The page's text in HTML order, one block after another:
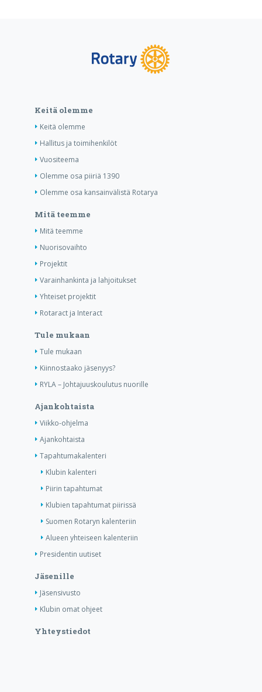
Keitä olemme
Keitä olemme
Hallitus ja toimihenkilöt
Vuositeema
Olemme osa piiriä 1390
Olemme osa kansainvälistä Rotarya
Mitä teemme
Mitä teemme
Nuorisovaihto
Projektit
Varainhankinta ja lahjoitukset
Yhteiset projektit
Rotaract ja Interact
Tule mukaan
Tule mukaan
Kiinnostaako jäsenyys?
RYLA – Johtajuuskoulutus nuorille
Ajankohtaista
Viikko-ohjelma
Ajankohtaista
Tapahtumakalenteri
Klubin kalenteri
Piirin tapahtumat
Klubien tapahtumat piirissä
Suomen Rotaryn kalenteriin
Alueen yhteiseen kalenteriin
Presidentin uutiset
Jäsenille
Jäsensivusto
Klubin omat ohjeet
Yhteystiedot